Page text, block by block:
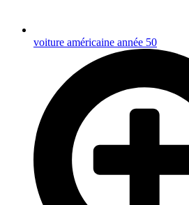
voiture américaine année 50